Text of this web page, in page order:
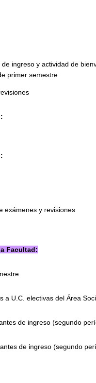
ingreso y actividad de
primer semestre
exámenes y revisiones
Facultad:
a U.C. electivas del Área
de ingreso (segundo
de ingreso (segundo